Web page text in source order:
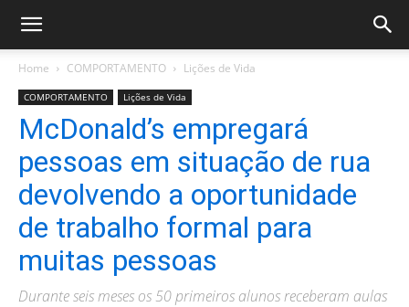
Home COMPORTAMENTO Lições de Vida
COMPORTAMENTO Lições de Vida
McDonald’s empregará
pessoas em situação de rua
devolvendo a oportunidade
de trabalho formal para
muitas pessoas
Durante seis meses os 50 primeiros alunos receberam aulas